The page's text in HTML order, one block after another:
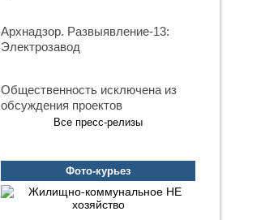
Архнадзор. Развыявление-13:
Электрозавод
Общественность исключена из
обсуждения проектов
Все пресс-релизы
Фото-курьез